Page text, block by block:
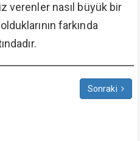
verenler nasıl büyük bir
farkında
Sonraki